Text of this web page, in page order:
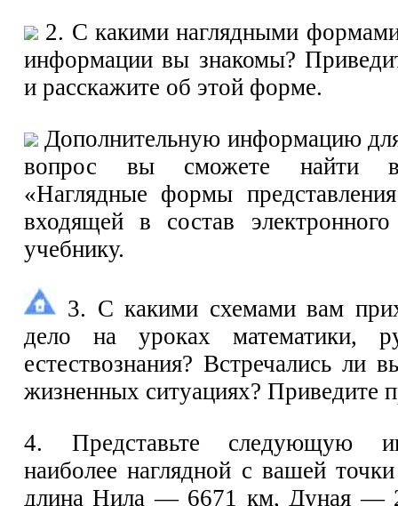
2. С какими наглядными формами
информации вы знакомы?
и расскажите об этой форме.
Дополнительную информацию
вопрос вы сможете найти в
«Наглядные формы
входящей в состав
учебнику.
3. С какими схемами вам
дело на уроках математики,
естествознания? Встречались ли
жизненных ситуациях? Приведите
4. Представьте следующую
наиболее наглядной с вашей
длина Нила — 6671 км, Дуная —